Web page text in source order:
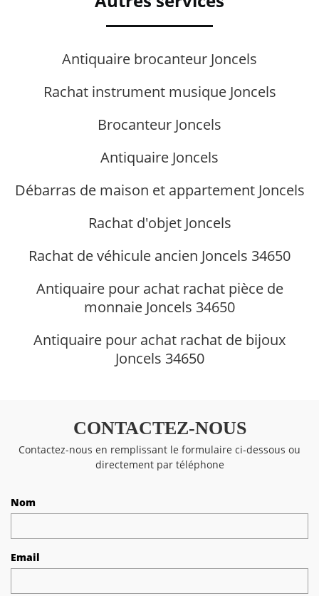
Antiquaire brocanteur Joncels
Rachat instrument musique Joncels
Brocanteur Joncels
Antiquaire Joncels
Débarras de maison et appartement Joncels
Rachat d'objet Joncels
Rachat de véhicule ancien Joncels 34650
Antiquaire pour achat rachat pièce de
monnaie Joncels 34650
Antiquaire pour achat rachat de bijoux
Joncels 34650
CONTACTEZ-NOUS
Contactez-nous en remplissant le formulaire ci-dessous ou
directement par téléphone
Nom
Email